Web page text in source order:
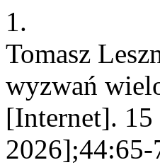
1.
Tomasz
wyzwań
[Internet]. 15
2026];44:65-